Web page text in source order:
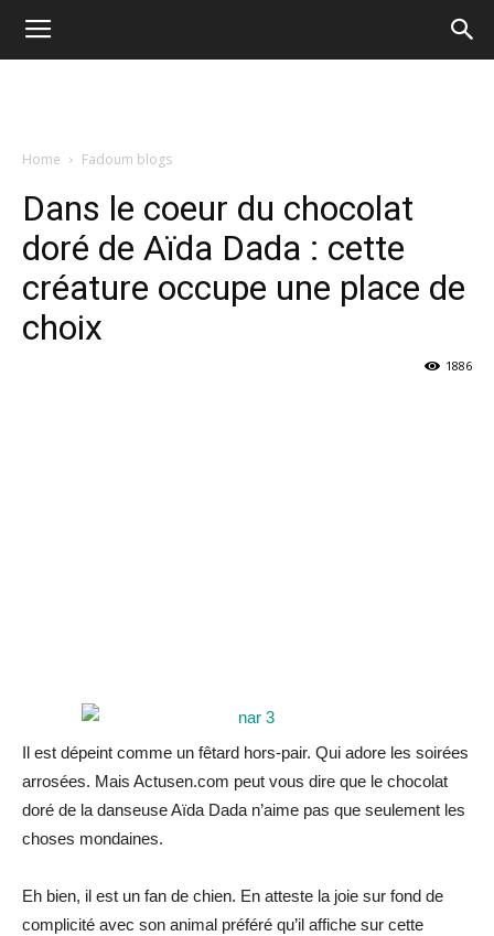
Home Fadoum blogs
Dans le coeur du chocolat
doré de Aïda Dada : cette
créature occupe une place de
choix
1886
Il est dépeint comme un fêtard hors-pair. Qui adore les soirées
arrosées. Mais Actusen.com peut vous dire que le chocolat
doré de la danseuse Aïda Dada n’aime pas que seulement les
choses mondaines.
Eh bien, il est un fan de chien. En atteste la joie sur fond de
complicité avec son animal préféré qu’il affiche sur cette